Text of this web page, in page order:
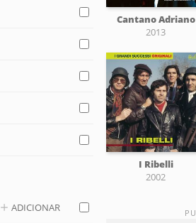
ADICIONAR
Cantano Adriano
2013
I Ribelli
2002